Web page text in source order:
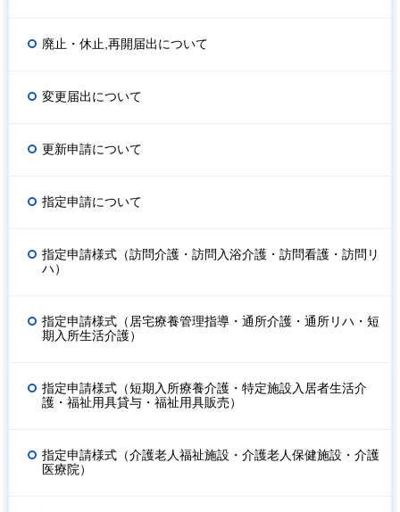
廃止・休止,再開届出について
変更届出について
更新申請について
指定申請について
指定申請様式（訪問介護・訪問入浴介護・訪問看護・訪問リ
ハ）
指定申請様式（居宅療養管理指導・通所介護・通所リハ・短
期入所生活介護）
指定申請様式（短期入所療養介護・特定施設入居者生活介
護・福祉用具貸与・福祉用具販売）
指定申請様式（介護老人福祉施設・介護老人保健施設・介護
医療院）